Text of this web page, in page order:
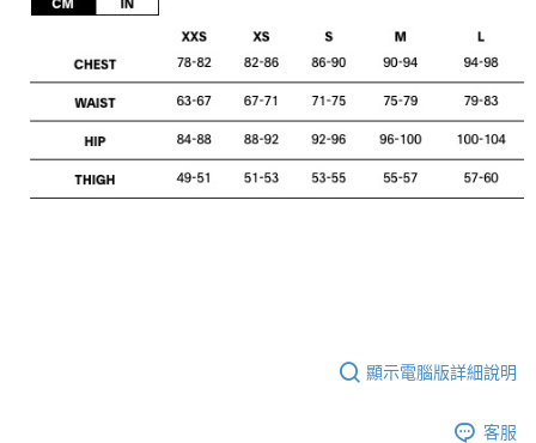
顯示電腦版詳細說明
客服